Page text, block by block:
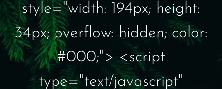
style="width: 194px; height:
34px; overflow: hidden; color:
#000;"> <script
type="text/javascript"